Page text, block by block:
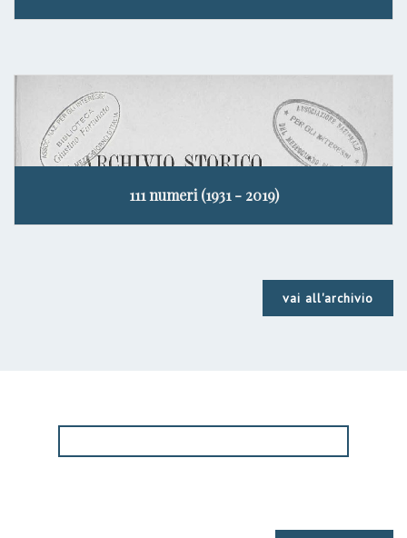
111 numeri (1931 - 2019)
vai all'archivio